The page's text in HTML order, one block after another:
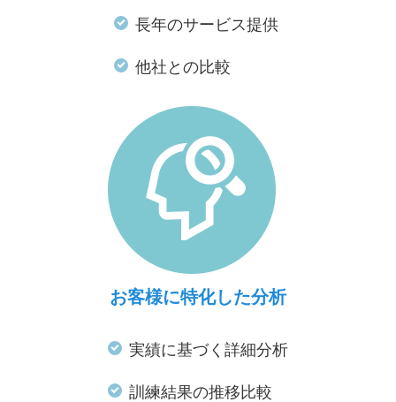
長年のサービス提供
他社との比較
お客様に特化した分析
実績に基づく詳細分析
訓練結果の推移比較